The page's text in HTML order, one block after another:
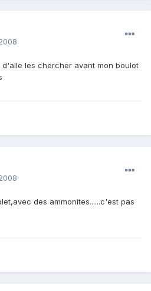
les chercher avant mon boulot
des ammonites......c'est pas